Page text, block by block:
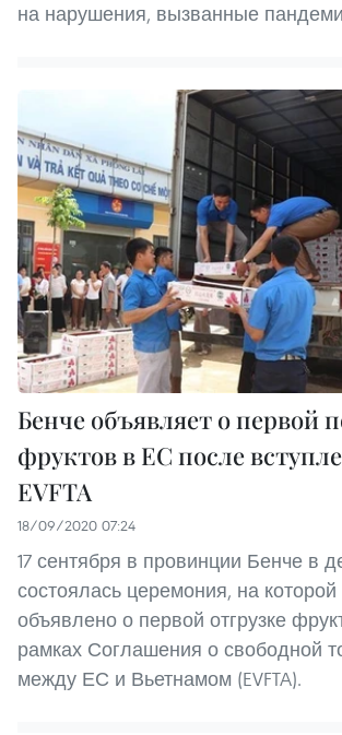
на нарушения, вызванные
Бенче объявляет о первой
фруктов в ЕС после
EVFTA
18/09/2020 07:24
17 сентября в провинции Бенче в
состоялась церемония, на
объявлено о первой отгрузке
рамках Соглашения о свободной
между ЕС и Вьетнамом (EVFTA).